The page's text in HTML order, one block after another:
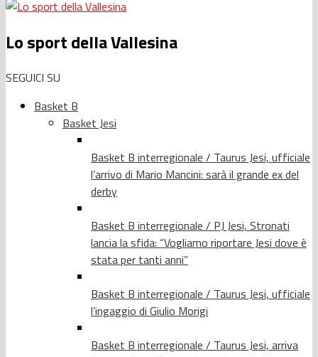
Lo sport della Vallesina
SEGUICI SU
Basket B
Basket Jesi
Basket B interregionale / Taurus Jesi, ufficiale
l’arrivo di Mario Mancini: sarà il grande ex del
derby
Basket B interregionale / PJ Jesi, Stronati
lancia la sfida: “Vogliamo riportare Jesi dove è
stata per tanti anni”
Basket B interregionale / Taurus Jesi, ufficiale
l’ingaggio di Giulio Morigi
Basket B interregionale / Taurus Jesi, arriva